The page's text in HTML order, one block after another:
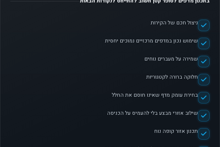
ניצול חכם של הקירות
שימוש נכון במדפים מרכזיים נמוכים יחסית
שמירה על מעברים נוחים
חלוקה ברורה לקטגוריות
בחירת עומק מדף שאינו חוסם את החלל
שילוב אזורי מבצע בלי להעמיס על הכניסה
תכנון אזור קופה נוח